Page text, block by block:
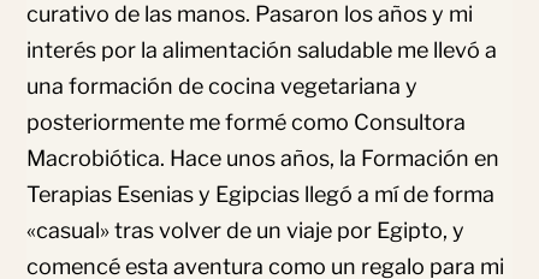
curativo de las manos. Pasaron los años y mi
interés por la alimentación saludable me llevó a
una formación de cocina vegetariana y
posteriormente me formé como Consultora
Macrobiótica. Hace unos años, la Formación en
Terapias Esenias y Egipcias llegó a mí de forma
«casual» tras volver de un viaje por Egipto, y
comencé esta aventura como un regalo para mi